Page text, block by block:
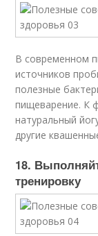
В современном
источников
полезные
пищеварение. К
натуральный
другие
18.
тренировку